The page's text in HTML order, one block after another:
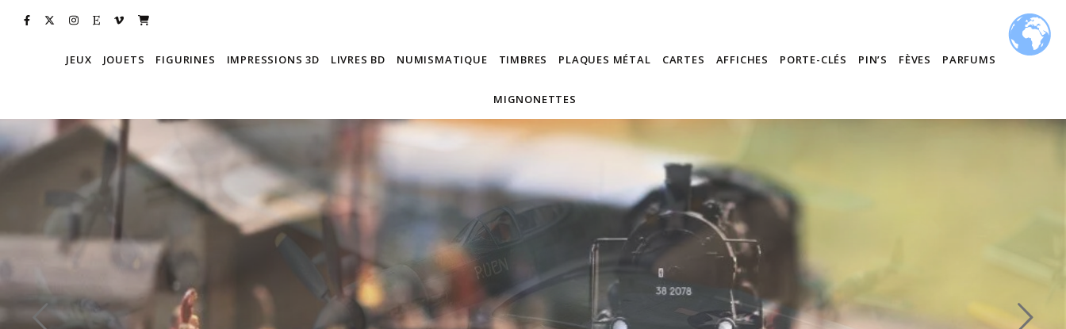
JEUX JOUETS FIGURINES IMPRESSIONS 3D LIVRES BD NUMISMATIQUE TIMBRES PLAQUES MÉTAL CARTES AFFICHES PORTE-CLÉS PIN’S FÈVES PARFUMS
MIGNONETTES